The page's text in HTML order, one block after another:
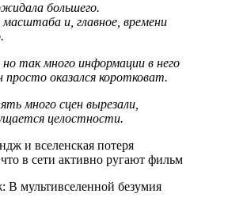
большего.
и, главное, времени
так много информации в него
просто оказался коротковат.
много сцен вырезали,
целостности.
В мультивселенной безумия